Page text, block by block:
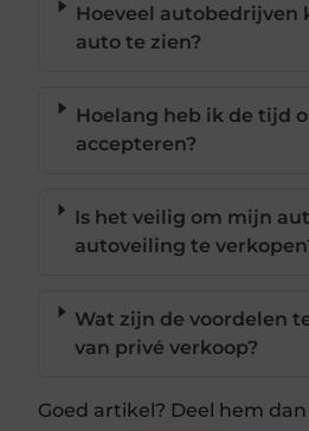
Hoeveel autobedrijven
auto te zien?
Hoelang heb ik de tijd
accepteren?
Is het veilig om mijn
autoveiling te
Wat zijn de voordelen
van privé verkoop?
Goed artikel? Deel hem dan